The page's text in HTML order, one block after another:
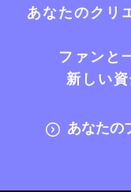
あなたのクリ
ファンと
新しい
あなたの